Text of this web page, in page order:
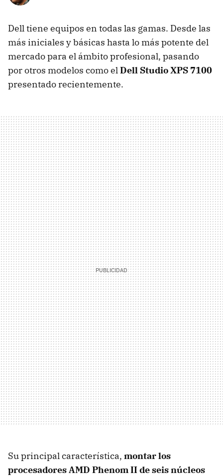
Dell tiene equipos en todas las gamas. Desde las
más iniciales y básicas hasta lo más potente del
mercado para el ámbito profesional, pasando
por otros modelos como elDell StudioXPS 7100
presentado recientemente.
Su principal característica, montar los
procesadoresAMD Phenom II de seis núcleos